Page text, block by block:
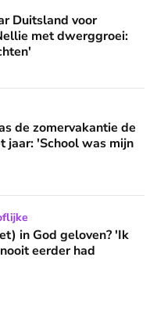
Duitsland voor
met dwerggroei:
de naarste tijd van
de zomervakantie de
jaar: 'School was mijn
'Ik voelde iets wat
in God geloven? 'Ik
eerder had